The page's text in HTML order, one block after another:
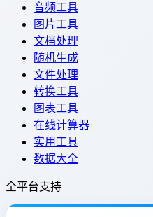
音频工具
图片工具
文档处理
随机生成
文件处理
转换工具
图表工具
在线计算器
实用工具
数据大全
全平台支持